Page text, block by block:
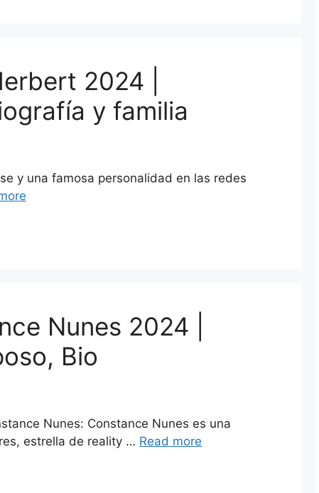
2024 |
y familia
y una famosa personalidad en las redes
Nunes 2024 |
Bio
Nunes: Constance Nunes es una
estrella de reality … Read more